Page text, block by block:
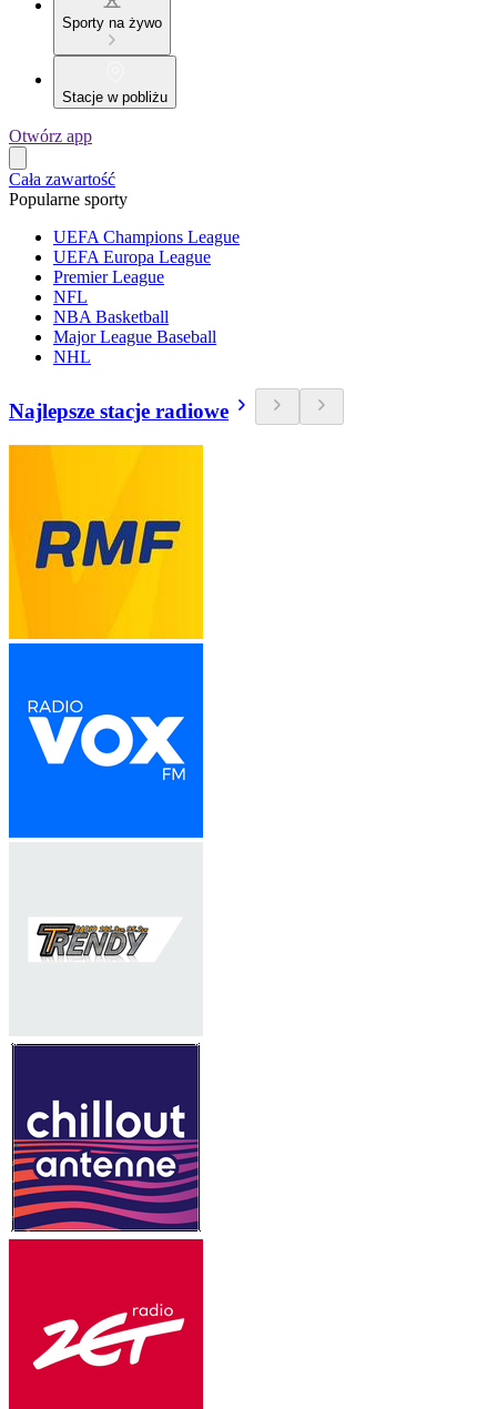
Sporty na żywo
Stacje w pobliżu
Otwórz app
Cała zawartość
Popularne sporty
UEFA Champions League
UEFA Europa League
Premier League
NFL
NBA Basketball
Major League Baseball
NHL
Najlepsze stacje radiowe